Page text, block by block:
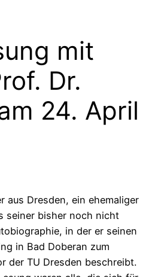
mit
Dr.
24. April
aus Dresden, ein ehemaliger
seiner bisher noch nicht
in der er seinen
in Bad Doberan zum
der TU Dresden beschreibt.